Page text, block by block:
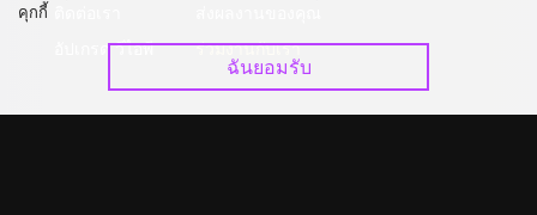
อัปเกรด วีไอพี
ร่วมงานกับเรา
คุกกี้
ฉันยอมรับ